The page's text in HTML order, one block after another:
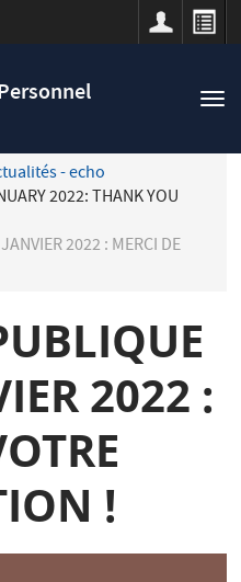
- echo
2022: THANK YOU
2022 : MERCI DE
2022 :
!